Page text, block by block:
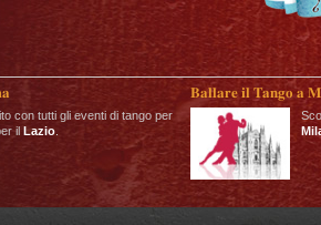
con tutti gli eventi di tango per
il Lazio
Ballare il Tango a